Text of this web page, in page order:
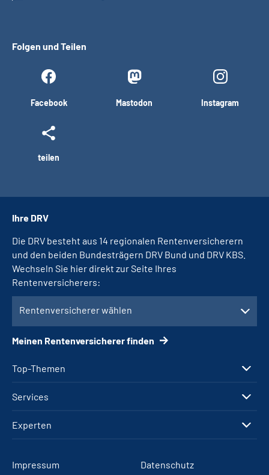
Folgen und Teilen
Facebook Mastodon Instagram
teilen
Top-Themen
Services
Experten
Ihre DRV
Die DRV besteht aus 14 regionalen Rentenversicherern
und den beiden Bundesträgern DRV Bund und DRV KBS.
Wechseln Sie hier direkt zur Seite Ihres
Rentenversicherers:
Rentenversicherer wählen
Meinen Rentenversicherer finden
Impressum Datenschutz